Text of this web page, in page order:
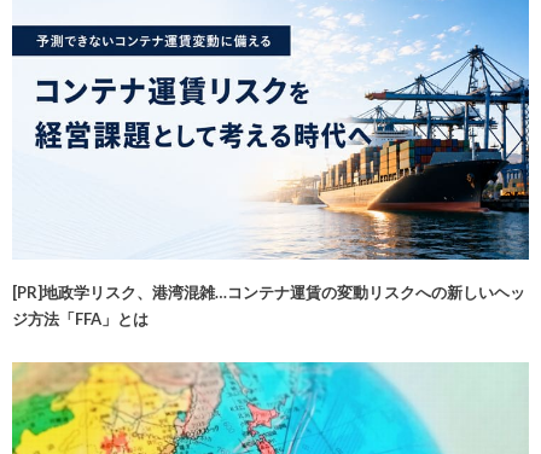
[PR]地政学リスク、港湾混雑…コンテナ運賃の変動リスクへの新しいヘッ
ジ方法「FFA」とは